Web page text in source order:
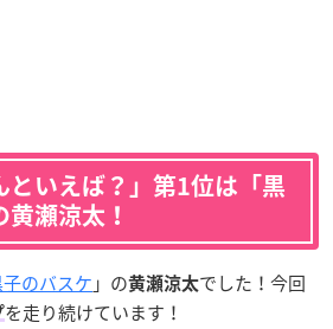
といえば？」第1位は「黒
瀬涼太！
のバスケ 」の黄瀬涼太でした！今回
を走り続けています！